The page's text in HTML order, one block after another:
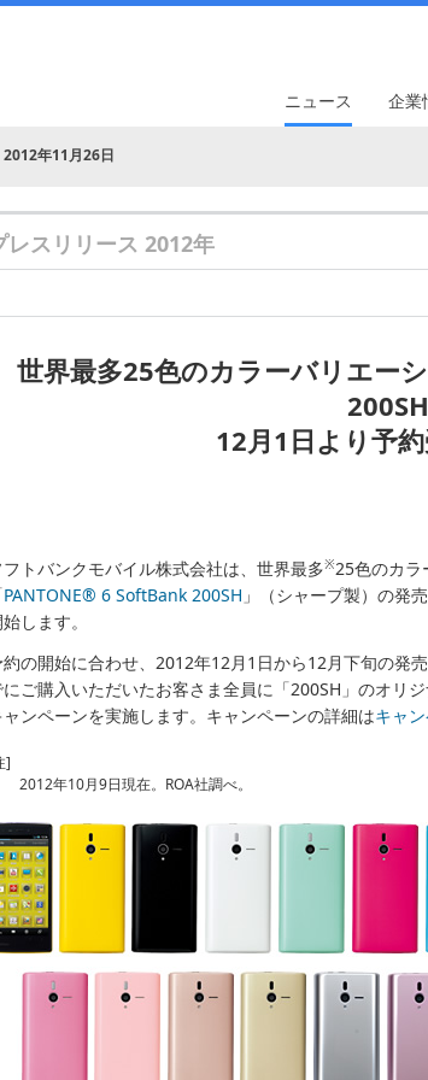
ニュース 企業
2012年11月26日
レスリリース 2012年
世界最多25色のカラーバリエー
200SH
12月1日より予
トバンクモバイル株式会社は、世界最多※25色のカラ
PANTONE® 6 SoftBank 200SH 」（シャープ製）の発
します。
の開始に合わせ、2012年12月1日から12月下旬の発
ご購入いただいたお客さま全員に「200SH」のオリ
ンペーンを実施します。キャンペーンの詳細はキャ
]
2012年10月9日現在。ROA社調べ。